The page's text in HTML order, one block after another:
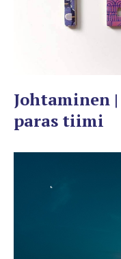
Johtaminen
paras tiimi